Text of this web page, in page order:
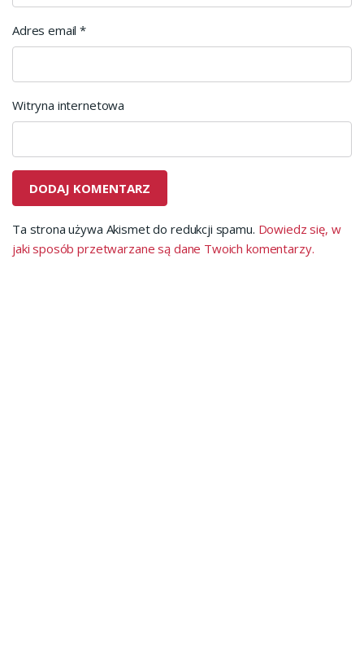
Adres email*
Witryna internetowa
Ta strona używa Akismet do redukcji spamu. Dowiedz się, w
jaki sposób przetwarzane są dane Twoich komentarzy.